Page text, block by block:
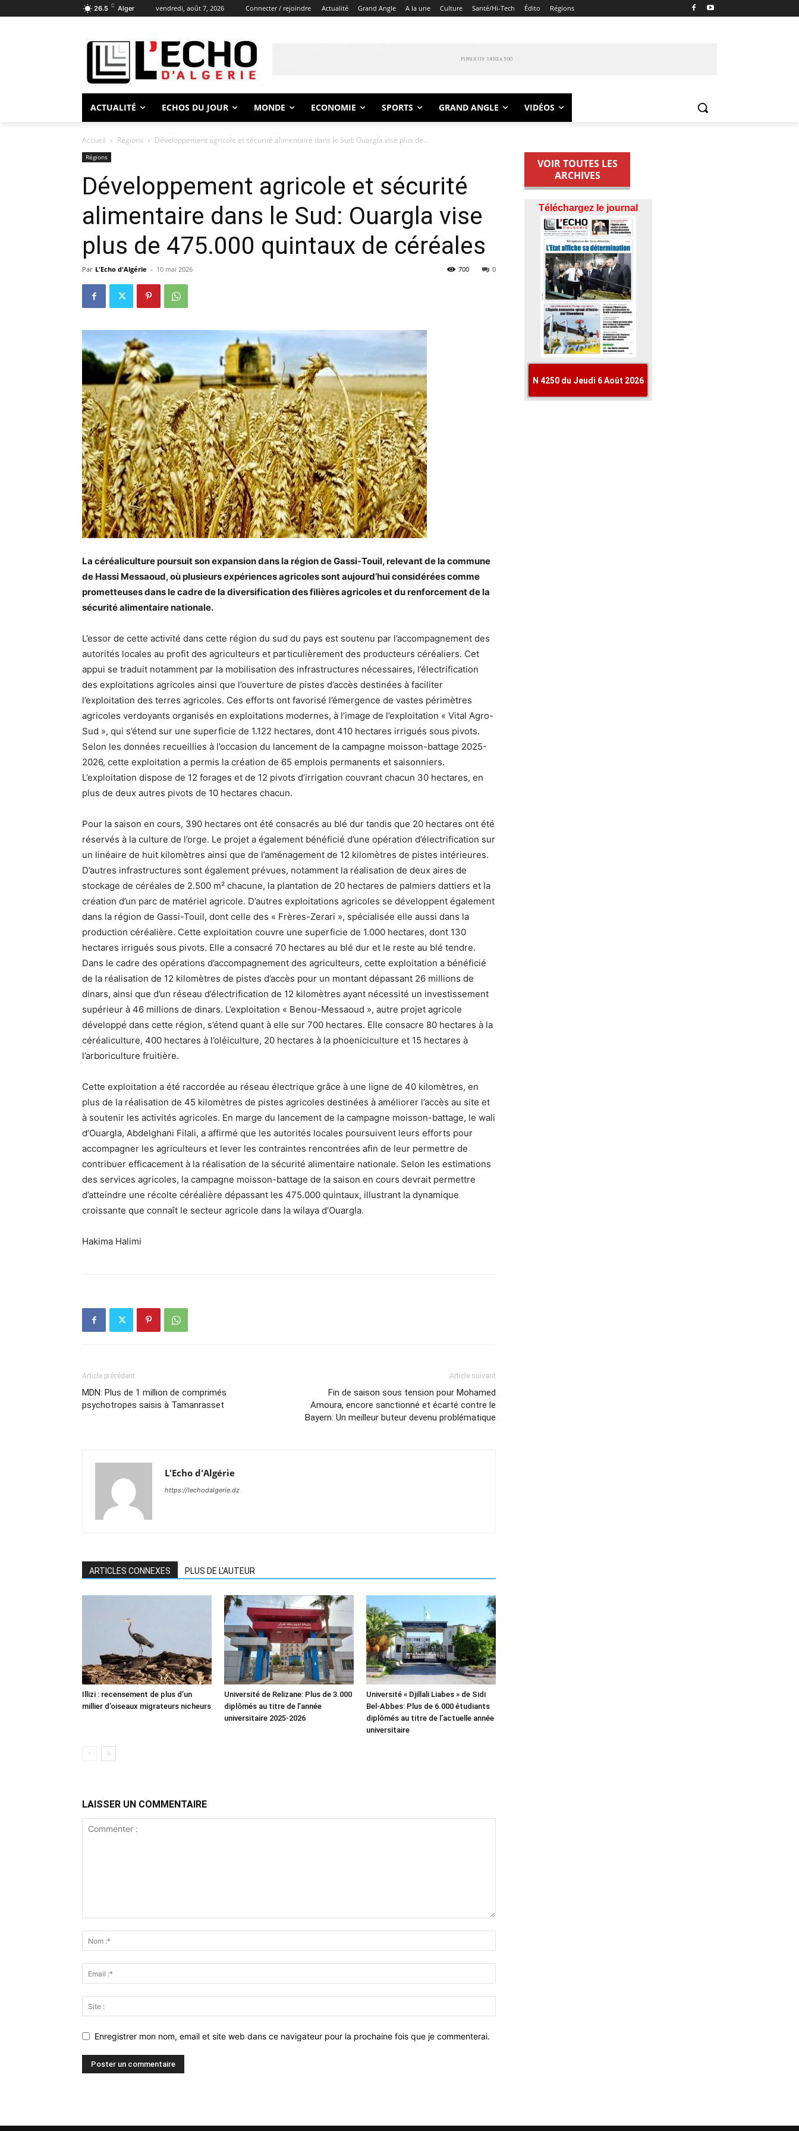
26.5 C Alger vendredi, août 7, 2026 Connecter / rejoindre Actualité Grand Angle A la une Culture Santé/Hi-Tech Édito Régions
ACTUALITÉ ECHOS DU JOUR MONDE ECONOMIE SPORTS GRAND ANGLE VIDÉOS
Accueil Régions Développement agricole et sécurité alimentaire dans le Sud: Ouargla vise plus de...
Régions
Développement agricole et sécurité
alimentaire dans le Sud: Ouargla vise
plus de 475.000 quintaux de céréales
Par L'Echo d'Algérie - 10 mai 2026 0
700
La céréaliculture poursuit son expansion dans la région de Gassi-Touil, relevant de la commune
de Hassi Messaoud, où plusieurs expériences agricoles sont aujourd’hui considérées comme
prometteuses dans le cadre de la diversification des filières agricoles et du renforcement de la
sécurité alimentaire nationale.
L’essor de cette activité dans cette région du sud du pays est soutenu par l’accompagnement des
autorités locales au profit des agriculteurs et particulièrement des producteurs céréaliers. Cet
appui se traduit notamment par la mobilisation des infrastructures nécessaires, l’électrification
des exploitations agricoles ainsi que l’ouverture de pistes d’accès destinées à faciliter
l’exploitation des terres agricoles. Ces efforts ont favorisé l’émergence de vastes périmètres
agricoles verdoyants organisés en exploitations modernes, à l’image de l’exploitation « Vital Agro-
Sud », qui s’étend sur une superficie de 1.122 hectares, dont 410 hectares irrigués sous pivots.
Selon les données recueillies à l’occasion du lancement de la campagne moisson-battage 2025-
2026, cette exploitation a permis la création de 65 emplois permanents et saisonniers.
L’exploitation dispose de 12 forages et de 12 pivots d’irrigation couvrant chacun 30 hectares, en
plus de deux autres pivots de 10 hectares chacun.
Pour la saison en cours, 390 hectares ont été consacrés au blé dur tandis que 20 hectares ont été
réservés à la culture de l’orge. Le projet a également bénéficié d’une opération d’électrification sur
un linéaire de huit kilomètres ainsi que de l’aménagement de 12 kilomètres de pistes intérieures.
D’autres infrastructures sont également prévues, notamment la réalisation de deux aires de
stockage de céréales de 2.500 m² chacune, la plantation de 20 hectares de palmiers dattiers et la
création d’un parc de matériel agricole. D’autres exploitations agricoles se développent également
dans la région de Gassi-Touil, dont celle des « Frères-Zerari », spécialisée elle aussi dans la
production céréalière. Cette exploitation couvre une superficie de 1.000 hectares, dont 130
hectares irrigués sous pivots. Elle a consacré 70 hectares au blé dur et le reste au blé tendre.
Dans le cadre des opérations d’accompagnement des agriculteurs, cette exploitation a bénéficié
de la réalisation de 12 kilomètres de pistes d’accès pour un montant dépassant 26 millions de
dinars, ainsi que d’un réseau d’électrification de 12 kilomètres ayant nécessité un investissement
supérieur à 46 millions de dinars. L’exploitation « Benou-Messaoud », autre projet agricole
développé dans cette région, s’étend quant à elle sur 700 hectares. Elle consacre 80 hectares à la
céréaliculture, 400 hectares à l’oléiculture, 20 hectares à la phoeniciculture et 15 hectares à
l’arboriculture fruitière.
Cette exploitation a été raccordée au réseau électrique grâce à une ligne de 40 kilomètres, en
plus de la réalisation de 45 kilomètres de pistes agricoles destinées à améliorer l’accès au site et
à soutenir les activités agricoles. En marge du lancement de la campagne moisson-battage, le wali
d’Ouargla, Abdelghani Filali, a affirmé que les autorités locales poursuivent leurs efforts pour
accompagner les agriculteurs et lever les contraintes rencontrées afin de leur permettre de
contribuer efficacement à la réalisation de la sécurité alimentaire nationale. Selon les estimations
des services agricoles, la campagne moisson-battage de la saison en cours devrait permettre
d’atteindre une récolte céréalière dépassant les 475.000 quintaux, illustrant la dynamique
croissante que connaît le secteur agricole dans la wilaya d’Ouargla.
Hakima Halimi
Article précédent
MDN: Plus de 1 million de comprimés
psychotropes saisis à Tamanrasset
Article suivant
Fin de saison sous tension pour Mohamed
Amoura, encore sanctionné et écarté contre le
Bayern: Un meilleur buteur devenu problématique
L'Echo d'Algérie
https://lechodalgerie.dz
ARTICLES CONNEXES PLUS DE L'AUTEUR
Illizi : recensement de plus d’un
millier d’oiseaux migrateurs nicheurs
Université de Relizane: Plus de 3.000
diplômés au titre de l’année
universitaire 2025-2026
Université « Djillali Liabes » de Sidi
Bel-Abbes: Plus de 6.000 étudiants
diplômés au titre de l’actuelle année
universitaire
LAISSER UN COMMENTAIRE
Enregistrer mon nom, email et site web dans ce navigateur pour la prochaine fois que je commenterai.
VOIR TOUTES LES
ARCHIVES